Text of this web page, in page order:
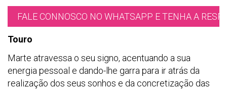
FALE CONNOSCO NO WHATSAPP E TENHA A
Touro
Marte atravessa o seu signo, acentuando a sua
energia pessoal e dando-lhe garra para ir atrás da
realização dos seus sonhos e da concretização das